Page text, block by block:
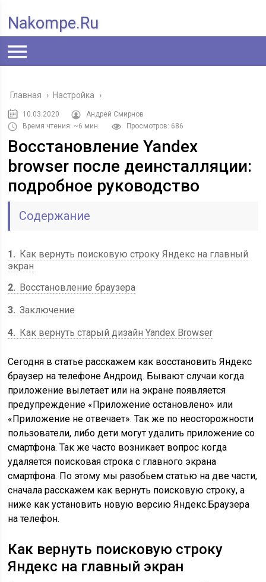
Nakompe.ru
Главная › Настройка ›
10.03.2020
Андрей Смирнов
Время чтения: ~6 мин.
Просмотров: 686
Восстановление Yandex
browser после деинсталляции:
подробное руководство
Содержание
1
Как вернуть поисковую строку Яндекс на главный
экран
2
Восстановление браузера
3 Заключение
4
Как вернуть старый дизайн Yandex Browser
Сегодня в статье расскажем как восстановить Яндекс
браузер на телефоне Андроид. Бывают случаи когда
приложение вылетает или на экране появляется
предупреждение «Приложение остановлено» или
«Приложение не отвечает». Так же по неосторожности
пользователи, либо дети могут удалить приложение со
смартфона. Так же часто возникает вопрос когда
удаляется поисковая строка с главного экрана
смартфона. По этому мы разобьем статью на две части,
сначала расскажем как вернуть поисковую строку, а
ниже как установить новую версию Яндекс.Браузера
на телефон.
Как вернуть поисковую строку
Яндекс на главный экран